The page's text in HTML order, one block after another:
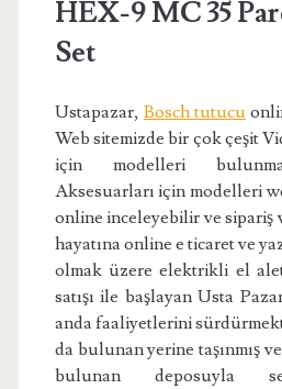
HEX-9 MC 35
Set
Ustapazar, Bosch tutucu
Web sitemizde bir çok çeşit
için modelleri
Aksesuarları için modelleri
online inceleyebilir ve sipariş
hayatına online e ticaret ve
olmak üzere elektrikli el
satışı ile başlayan Usta
anda faaliyetlerini
da bulunan yerine taşınmış
bulunan deposuyla